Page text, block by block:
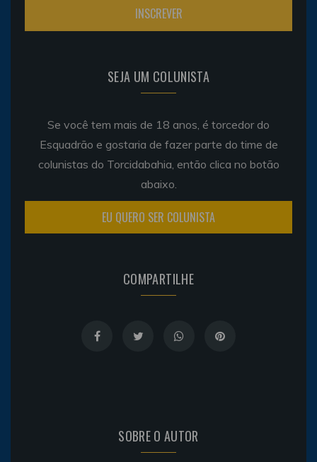
SEJA UM COLUNISTA
Se você tem mais de 18 anos, é torcedor do
Esquadrão e gostaria de fazer parte do time de
colunistas do Torcidabahia, então clica no botão
abaixo.
EU QUERO SER COLUNISTA
COMPARTILHE
SOBRE O AUTOR